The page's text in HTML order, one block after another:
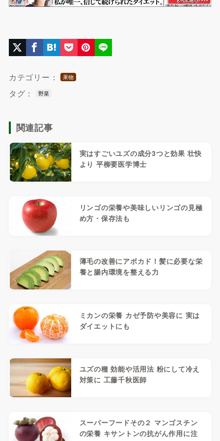
カテゴリー： 果物
タグ： 野菜
関連記事
実はすごいユズの成分3つと効果 壮快
より 平柳要医学博士
リンゴの栄養や美味しいリンゴの見極
め方・保存法も
薄毛の改善にアボカド！髪に必要な栄
養と腸内環境を整える力
ミカンの栄養 カゼ予防や美容に 実は
ダイエットにも
ユズの種 効能や活用法 粉にして冷え
対策に 工藤千秋医師
スーパーフードその２ マンゴスチン
の栄養 キサントンの抗がん作用に注